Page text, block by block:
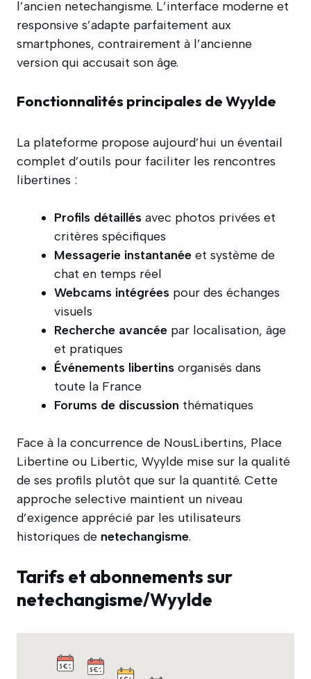
l’ancien netechangisme. L’interface moderne et
responsive s’adapte parfaitement aux
smartphones, contrairement à l’ancienne
version qui accusait son âge.
Fonctionnalités principales de Wyylde
La plateforme propose aujourd’hui un éventail
complet d’outils pour faciliter les rencontres
libertines :
Profils détaillés avec photos privées et
critères spécifiques
Messagerie instantanée et système de
chat en temps réel
Webcams intégrées pour des échanges
visuels
Recherche avancée par localisation, âge
et pratiques
Événements libertins organisés dans
toute la France
Forums de discussion thématiques
Face à la concurrence de NousLibertins, Place
Libertine ou Libertic, Wyylde mise sur la qualité
de ses profils plutôt que sur la quantité. Cette
approche selective maintient un niveau
d’exigence apprécié par les utilisateurs
historiques de netechangisme.
Tarifs et abonnements sur
netechangisme/Wyylde